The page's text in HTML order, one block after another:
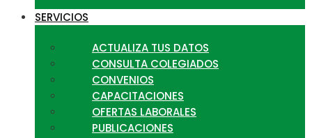
SERVICIOS
ACTUALIZA TUS DATOS
CONSULTA COLEGIADOS
CONVENIOS
CAPACITACIONES
OFERTAS LABORALES
PUBLICACIONES